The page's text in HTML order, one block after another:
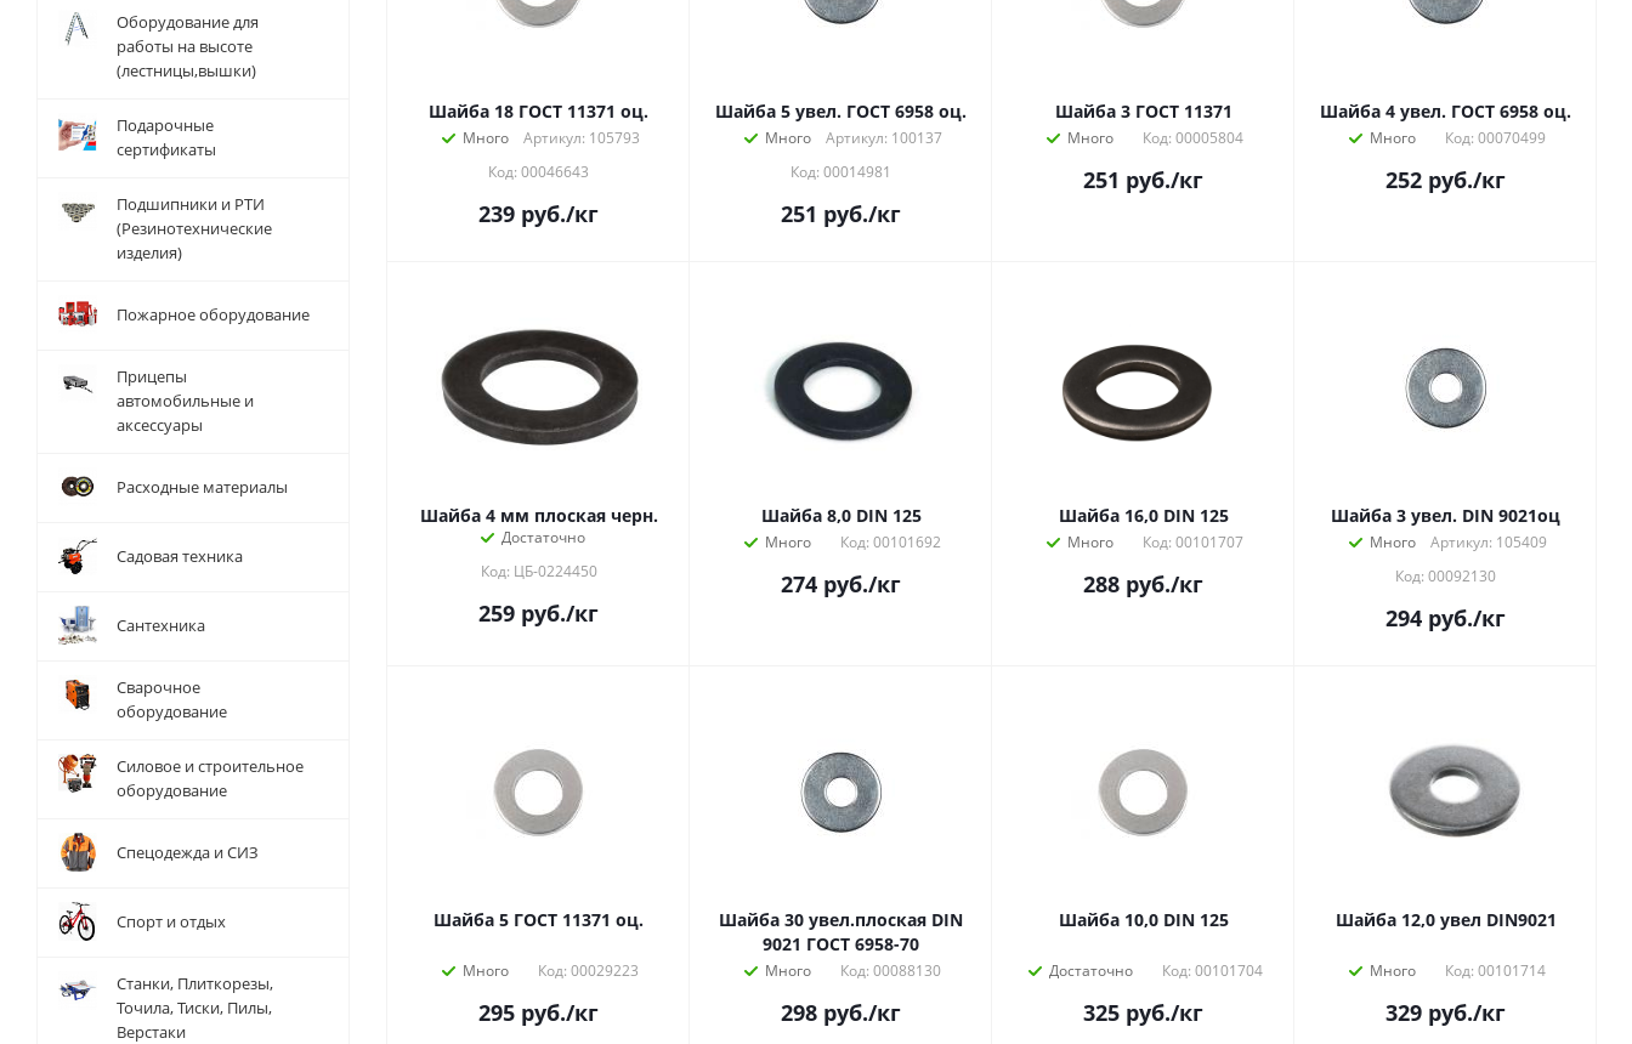
Шайба 18 ГОСТ 11371 оц.
Много
Артикул: 105793
Код: 00046643
239 руб./кг
Шайба 5 увел. ГОСТ 6958 оц.
Много
Артикул: 100137
Код: 00014981
251 руб./кг
Шайба 3 ГОСТ 11371
Много Код: 00005804
251 руб./кг
Шайба 4 увел. ГОСТ 6958 оц.
Много Код: 00070499
252 руб./кг
Шайба 4 мм плоская черн.
Достаточно
Код: ЦБ-0224450
259 руб./кг
Шайба 8,0 DIN 125
Много Код: 00101692
274 руб./кг
Шайба 16,0 DIN 125
Много Код: 00101707
288 руб./кг
Шайба 3 увел. DIN 9021оц
Много
Артикул: 105409
Код: 00092130
294 руб./кг
Шайба 5 ГОСТ 11371 оц.
Много Код: 00029223
295 руб./кг
Шайба 30 увел.плоская DIN
9021 ГОСТ 6958-70
Много Код: 00088130
298 руб./кг
Шайба 10,0 DIN 125
Достаточно Код: 00101704
325 руб./кг
Шайба 12,0 увел DIN9021
Много Код: 00101714
329 руб./кг
Оборудование для
работы на высоте
(лестницы,вышки)
Подарочные
сертификаты
Подшипники и РТИ
(Резинотехнические
изделия)
Пожарное оборудование
Прицепы
автомобильные и
аксессуары
Расходные материалы
Садовая техника
Сантехника
Сварочное
оборудование
Силовое и строительное
оборудование
Спецодежда и СИЗ
Спорт и отдых
Станки, Плиткорезы,
Точила, Тиски, Пилы,
Верстаки